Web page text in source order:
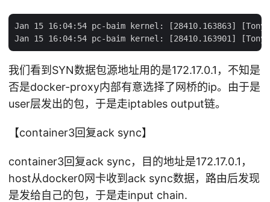
Jan 15 16:04:54 pc-baim kernel: [28410.163863] [TonyBai]-
我们看到SYN数据包源地址用的是172.17.0.1，不知是
否是docker-proxy内部有意选择了网桥的ip。由于是
user层发出的包，于是走iptables output链。
【container3回复ack sync】
container3回复ack sync，目的地址是172.17.0.1，
host从docker0网卡收到ack sync数据，路由后发现
是发给自己的包，于是走input chain.